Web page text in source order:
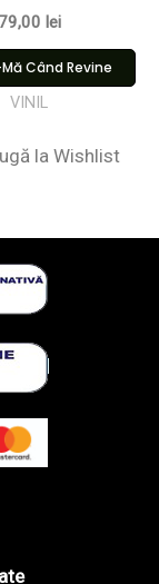
79,00 lei
Când Revine
VINIL
la Wishlist